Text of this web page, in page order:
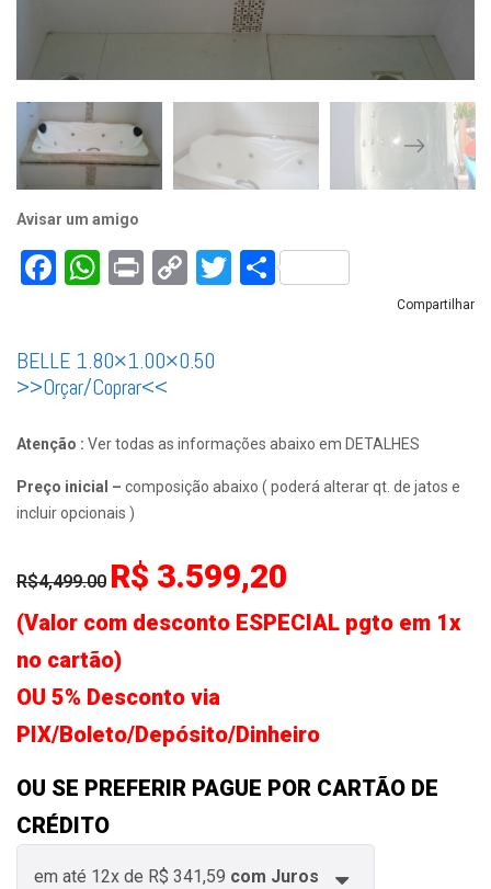
Avisar um amigo
Facebook
WhatsApp
PrintCopyTwitter
Share
Compartilhar
BELLE 1.80×1.00×0.50
>>Orçar/Coprar<<
Atenção : Ver todas as informações abaixo em DETALHES
Preço inicial – composição abaixo ( poderá alterar qt. de jatos e
incluir opcionais )
R$4,499.00 R$ 3.599,20
(Valor com desconto ESPECIAL pgto em 1x
no cartão)
OU 5% Desconto via
PIX/Boleto/Depósito/Dinheiro
OU SE PREFERIR PAGUE POR CARTÃO DE
CRÉDITO
em até 12x de R$ 341,59 com Juros